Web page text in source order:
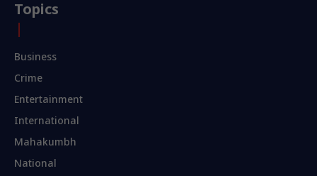
Topics
Business
Crime
Entertainment
International
Mahakumbh
National